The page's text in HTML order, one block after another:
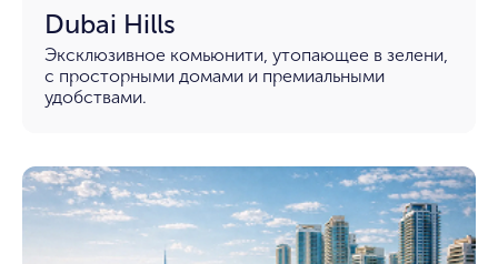
Dubai Hills
Эксклюзивное комьюнити, утопающее в зелени,
с просторными домами и премиальными
удобствами.